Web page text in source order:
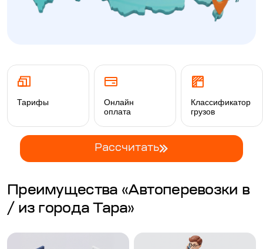
Тарифы
Онлайн
оплата
Классификатор
грузов
Рассчитать
Преимущества «Автоперевозки в
/ из города Тара»